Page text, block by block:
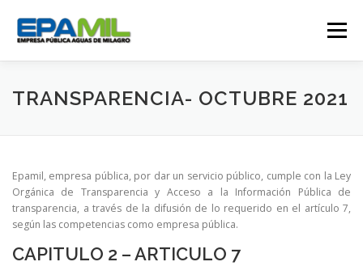
contenido
Menú
CONÓCENOS CONTÁCTENOS
GESTIÓN OPERATIVA CAMPAÑAS
TRANSPARENCIA- OCTUBRE 2021
Epamil, empresa pública, por dar un servicio público, cumple con la Ley
Orgánica de Transparencia y Acceso a la Información Pública de
transparencia, a través de la difusión de lo requerido en el artículo 7,
según las competencias como empresa pública.
CAPITULO 2 – ARTICULO 7